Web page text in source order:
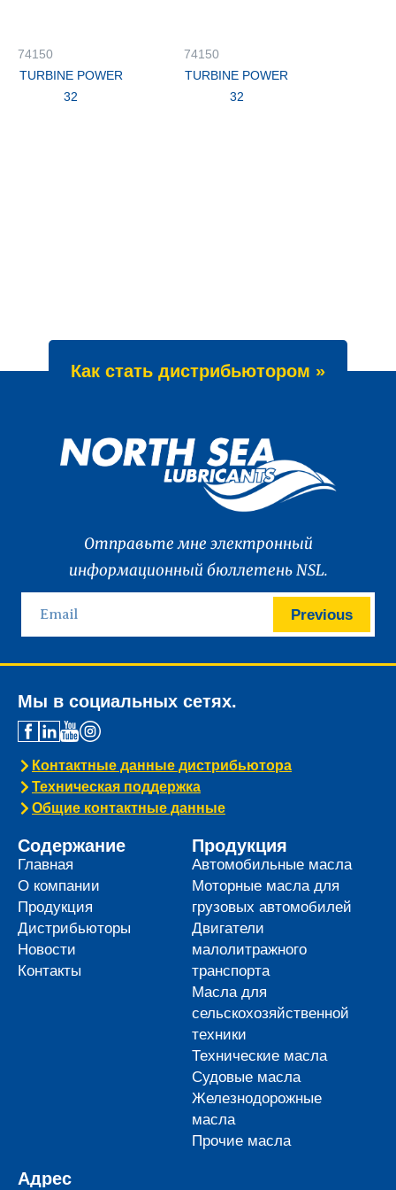
74150
TURBINE POWER
32
74150
TURBINE POWER
32
Как стать дистрибьютором »
Отправьте мне электронный
информационный бюллетень NSL.
Previous
Мы в социальных сетях.
Контактные данные дистрибьютора
Техническая поддержка
Общие контактные данные
Содержание
Главная
О компании
Продукция
Дистрибьюторы
Новости
Контакты
Продукция
Автомобильные масла
Моторные масла для
грузовых автомобилей
Двигатели
малолитражного
транспорта
Масла для
сельскохозяйственной
техники
Технические масла
Судовые масла
Железнодорожные
масла
Прочие масла
Адрес